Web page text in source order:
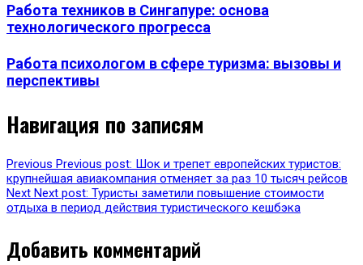
Работа техников в Сингапуре: основа
технологического прогресса
Работа психологом в сфере туризма: вызовы и
перспективы
Навигация по записям
Previous Previous post: Шок и трепет европейских туристов:
крупнейшая авиакомпания отменяет за раз 10 тысяч рейсов
Next Next post: Туристы заметили повышение стоимости
отдыха в период действия туристического кешбэка
Добавить комментарий